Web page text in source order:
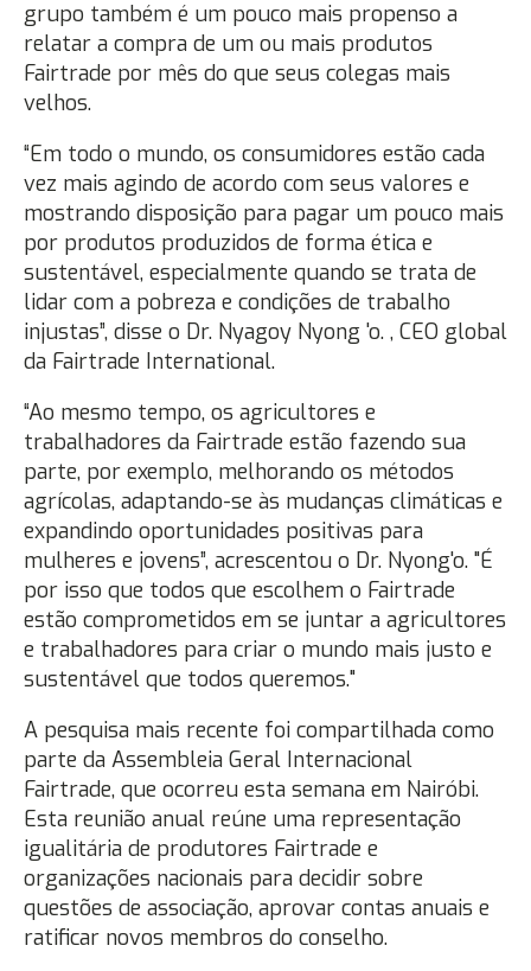
grupo também é um pouco mais propenso a
relatar a compra de um ou mais produtos
Fairtrade por mês do que seus colegas mais
velhos.
“Em todo o mundo, os consumidores estão cada
vez mais agindo de acordo com seus valores e
mostrando disposição para pagar um pouco mais
por produtos produzidos de forma ética e
sustentável, especialmente quando se trata de
lidar com a pobreza e condições de trabalho
injustas”, disse o Dr. Nyagoy Nyong 'o. , CEO global
da Fairtrade International.
“Ao mesmo tempo, os agricultores e
trabalhadores da Fairtrade estão fazendo sua
parte, por exemplo, melhorando os métodos
agrícolas, adaptando-se às mudanças climáticas e
expandindo oportunidades positivas para
mulheres e jovens”, acrescentou o Dr. Nyong'o. "É
por isso que todos que escolhem o Fairtrade
estão comprometidos em se juntar a agricultores
e trabalhadores para criar o mundo mais justo e
sustentável que todos queremos."
A pesquisa mais recente foi compartilhada como
parte da Assembleia Geral Internacional
Fairtrade, que ocorreu esta semana em Nairóbi.
Esta reunião anual reúne uma representação
igualitária de produtores Fairtrade e
organizações nacionais para decidir sobre
questões de associação, aprovar contas anuais e
ratificar novos membros do conselho.